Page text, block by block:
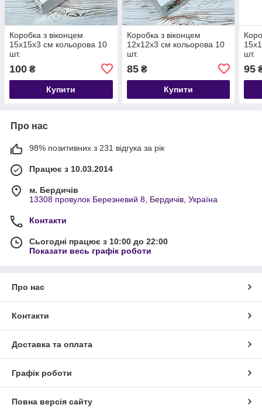
Коробка з віконцем
15х15х3 см кольорова 10
шт.
100 ₴
Купити
Коробка з віконцем
12х12х3 см кольорова 10
шт.
85₴
Купити
шт.
95
Про нас
98% позитивних з 231 відгука за рік
Працює з 10.03.2014
м. Бердичів
13308 провулок Березневий 8, Бердичів, Україна
Контакти
Сьогодні працює з 10:00 до 22:00
Показати весь графік роботи
Про нас
Контакти
Доставка та оплата
Графік роботи
Повна версія сайту